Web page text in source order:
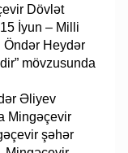
Dövlət
İyun – Milli
Öndər Heydər
mövzusunda
Əliyev
Mingəçevir
şəhər